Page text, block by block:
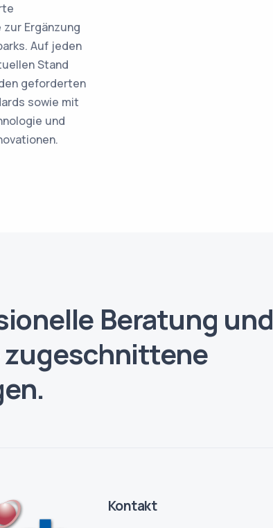
Ergänzung
Auf jeden
Stand
geforderten
sowie mit
und
Beratung und
zugeschnittene
Kontakt